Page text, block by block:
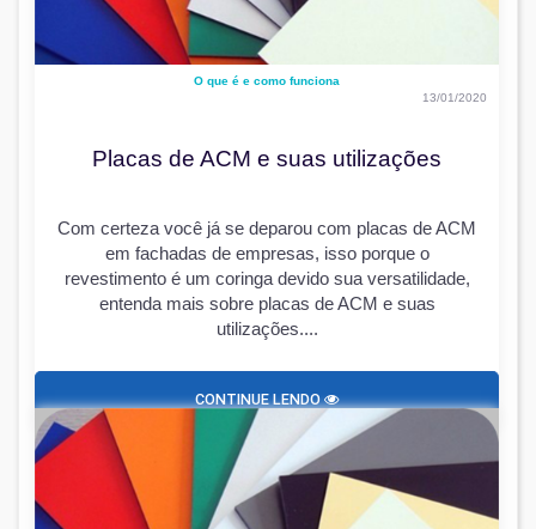
O que é e como funciona
13/01/2020
Placas de ACM e suas utilizações
Com certeza você já se deparou com placas de ACM
em fachadas de empresas, isso porque o
revestimento é um coringa devido sua versatilidade,
entenda mais sobre placas de ACM e suas
utilizações....
CONTINUE LENDO